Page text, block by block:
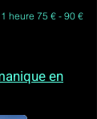
heure 75 € - 90 €
en